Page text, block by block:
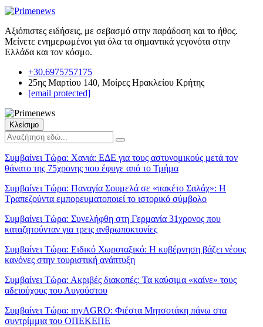
Αξιόπιστες ειδήσεις, με σεβασμό στην παράδοση και το ήθος.
Μείνετε ενημερωμένοι για όλα τα σημαντικά γεγονότα στην
Ελλάδα και τον κόσμο.
+30.6975757175
25ης Μαρτίου 140, Μοίρες Ηρακλείου Κρήτης
[email protected]
Κλείσιμο
Συμβαίνει Τώρα: Χανιά: ΕΔΕ για τους αστυνομικούς μετά τον
θάνατο της 75χρονης που έφυγε από το Τμήμα
Συμβαίνει Τώρα: Παναγία Σουμελά σε «πακέτο Σαλάχ»: Η
Τραπεζούντα εμπορευματοποιεί το ιστορικό σύμβολο
Συμβαίνει Τώρα: Συνελήφθη στη Γερμανία 31χρονος που
καταζητούνταν για τρεις ανθρωποκτονίες
Συμβαίνει Τώρα: Ειδικό Χωροταξικό: Η κυβέρνηση βάζει νέους
κανόνες στην τουριστική ανάπτυξη
Συμβαίνει Τώρα: Ακριβές διακοπές: Τα καύσιμα «καίνε» τους
αδειούχους του Αυγούστου
Συμβαίνει Τώρα: myAGRO: Φιέστα Μητσοτάκη πάνω στα
συντρίμμια του ΟΠΕΚΕΠΕ